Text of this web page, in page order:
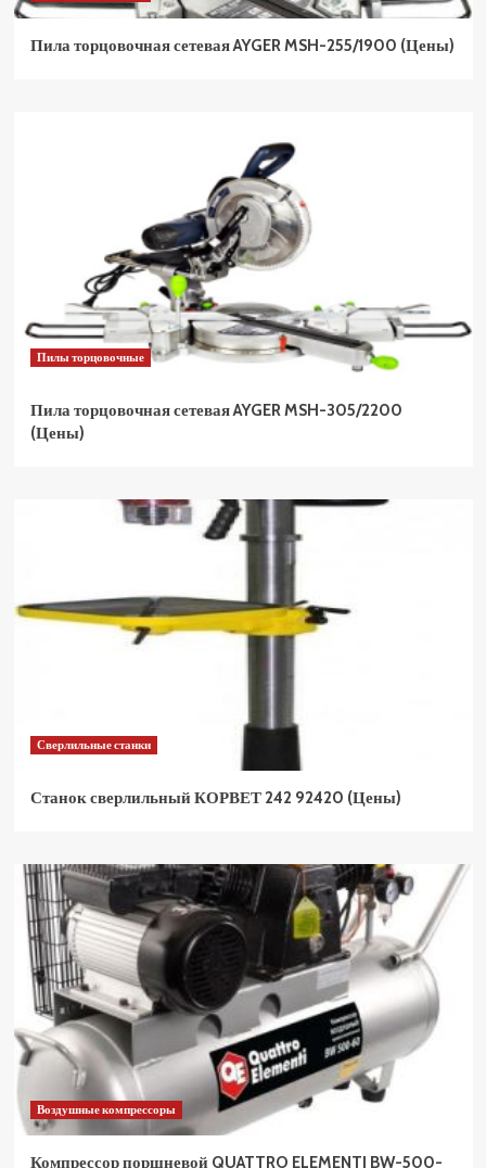
Пила торцовочная сетевая AYGER MSH-255/1900 (Цены)
Пилы торцовочные
Пила торцовочная сетевая AYGER MSH-305/2200
(Цены)
Сверлильные станки
Станок сверлильный КОРВЕТ 242 92420 (Цены)
Воздушные компрессоры
Компрессор поршневой QUATTRO ELEMENTI BW-500-